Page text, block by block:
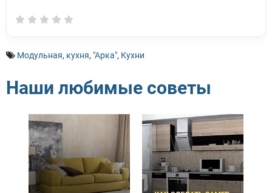
Модульная, кухня, "Арка", Кухни
Наши любимые советы